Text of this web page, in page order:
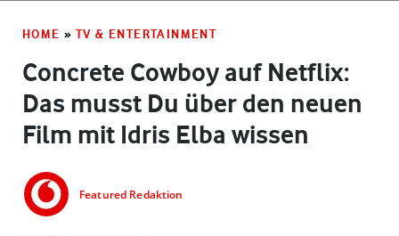
HOME » TV & ENTERTAINMENT
Concrete Cowboy auf Netflix:
Das musst Du über den neuen
Film mit Idris Elba wissen
Featured Redaktion